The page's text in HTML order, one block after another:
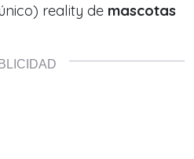
reality de mascotas